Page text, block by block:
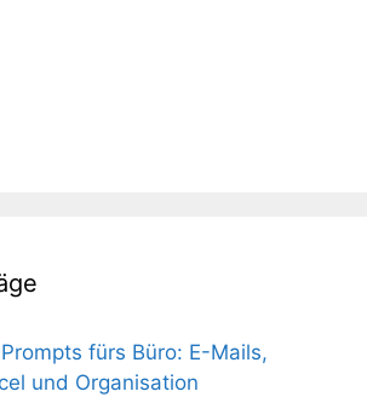
fürs Büro: E-Mails,
und Organisation